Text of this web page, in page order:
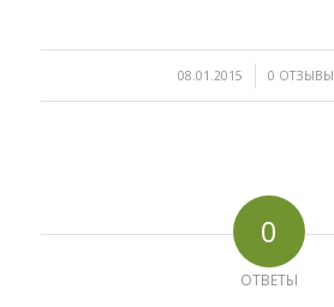
08.01.2015
/ 0 ОТЗЫВЫ
/
0
ОТВЕТЫ